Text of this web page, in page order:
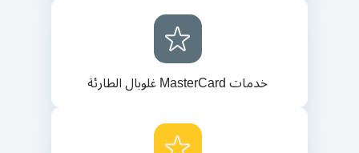
خدمات MasterCard غلوبال الطارئة